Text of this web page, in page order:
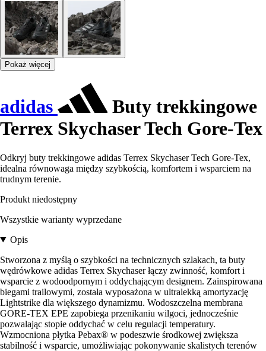
Pokaż więcej
adidas
Buty trekkingowe
Terrex Skychaser Tech Gore-Tex
Odkryj buty trekkingowe adidas Terrex Skychaser Tech Gore-Tex,
idealna równowaga między szybkością, komfortem i wsparciem na
trudnym terenie.
Produkt niedostępny
Wszystkie warianty wyprzedane
Opis
Stworzona z myślą o szybkości na technicznych szlakach, ta buty
wędrówkowe adidas Terrex Skychaser łączy zwinność, komfort i
wsparcie z wodoodpornym i oddychającym designem. Zainspirowana
biegami trailowymi, została wyposażona w ultralekką amortyzację
Lightstrike dla większego dynamizmu. Wodoszczelna membrana
GORE-TEX EPE zapobiega przenikaniu wilgoci, jednocześnie
pozwalając stopie oddychać w celu regulacji temperatury.
Wzmocniona płytka Pebax® w podeszwie środkowej zwiększa
stabilność i wsparcie, umożliwiając pokonywanie skalistych terenów